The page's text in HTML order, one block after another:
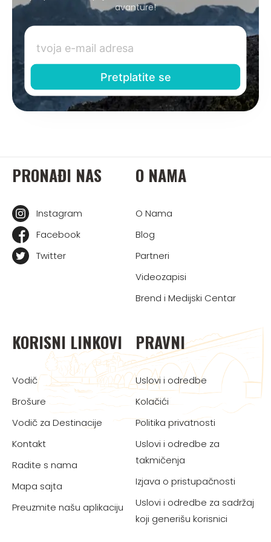
avanture!
PRONAĐI NAS
Instagram
Facebook
Twitter
O NAMA
O Nama
Blog
Partneri
Videozapisi
Brend i Medijski Centar
KORISNI LINKOVI
Vodič
Brošure
Vodič za Destinacije
Kontakt
Radite s nama
Mapa sajta
Preuzmite našu aplikaciju
PRAVNI
Uslovi i odredbe
Kolačići
Politika privatnosti
Uslovi i odredbe za
takmičenja
Izjava o pristupačnosti
Uslovi i odredbe za sadržaj
koji generišu korisnici